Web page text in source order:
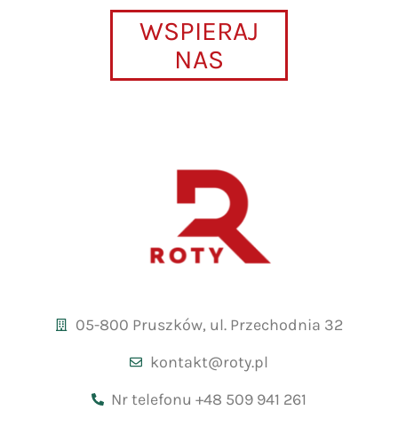
WSPIERAJ
NAS
05-800 Pruszków, ul. Przechodnia 32
kontakt@roty.pl
Nr telefonu +48 509 941 261